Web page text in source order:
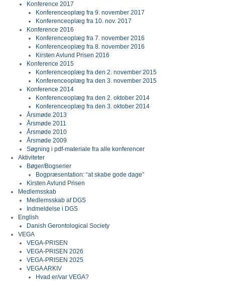
Konference 2017
Konferenceoplæg fra 9. november 2017
Konferenceoplæg fra 10. nov. 2017
Konference 2016
Konferenceoplæg fra 7. november 2016
Konferenceoplæg fra 8. november 2016
Kirsten Avlund Prisen 2016
Konference 2015
Konferenceoplæg fra den 2. november 2015
Konferenceoplæg fra den 3. november 2015
Konference 2014
Konferenceoplæg fra den 2. oktober 2014
Konferenceoplæg fra den 3. oktober 2014
Årsmøde 2013
Årsmøde 2011
Årsmøde 2010
Årsmøde 2009
Søgning i pdf-materiale fra alle konferencer
Aktiviteter
Bøger/Bogserier
Bogpræsentation: “at skabe gode dage”
Kirsten Avlund Prisen
Medlemsskab
Medlemsskab af DGS
Indmeldelse i DGS
English
Danish Gerontological Society
VEGA
VEGA-PRISEN
VEGA-PRISEN 2026
VEGA-PRISEN 2025
VEGA ARKIV
Hvad er/var VEGA?